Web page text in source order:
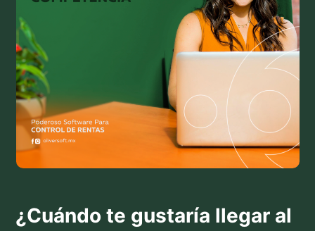
¿Cuándo te gustaría llegar al